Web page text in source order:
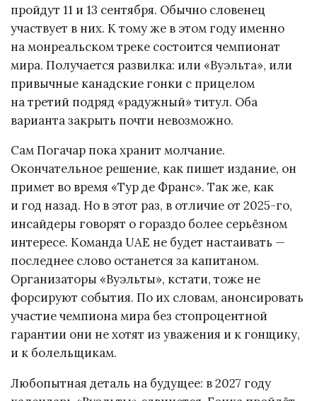
пройдут 11 и 13 сентября. Обычно словенец
участвует в них. К тому же в этом году именно
на монреальском треке состоится чемпионат
мира. Получается развилка: или «Вуэльта», или
привычные канадские гонки с прицелом
на третий подряд «радужный» титул. Оба
варианта закрыть почти невозможно.
Сам Погачар пока хранит молчание.
Окончательное решение, как пишет издание, он
примет во время «Тур де Франс». Так же, как
и год назад. Но в этот раз, в отличие от 2025-го,
инсайдеры говорят о гораздо более серьёзном
интересе. Команда UAE не будет настаивать —
последнее слово останется за капитаном.
Организаторы «Вуэльты», кстати, тоже не
форсируют события. По их словам, анонсировать
участие чемпиона мира без стопроцентной
гарантии они не хотят из уважения и к гонщику,
и к болельщикам.
Любопытная деталь на будущее: в 2027 году